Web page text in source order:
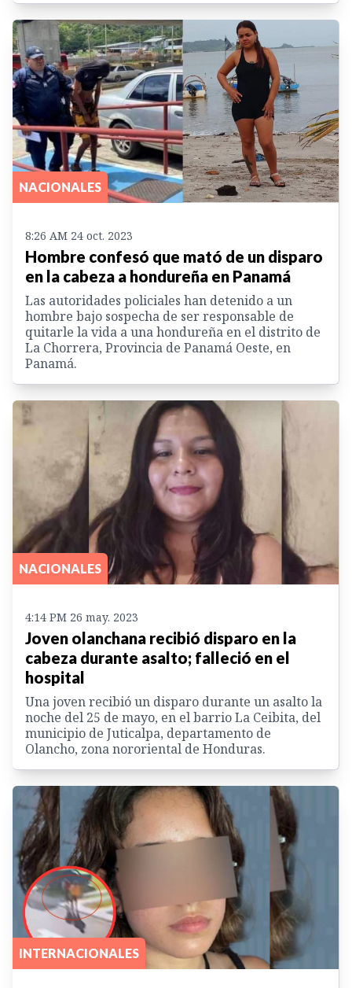
NACIONALES
8:26 AM 24 oct. 2023
Hombre confesó que mató de un disparo
en la cabeza a hondureña en Panamá
Las autoridades policiales han detenido a un
hombre bajo sospecha de ser responsable de
quitarle la vida a una hondureña en el distrito de
La Chorrera, Provincia de Panamá Oeste, en
Panamá.
NACIONALES
4:14 PM 26 may. 2023
Joven olanchana recibió disparo en la
cabeza durante asalto; falleció en el
hospital
Una joven recibió un disparo durante un asalto la
noche del 25 de mayo, en el barrio La Ceibita, del
municipio de Juticalpa, departamento de
Olancho, zona nororiental de Honduras.
INTERNACIONALES